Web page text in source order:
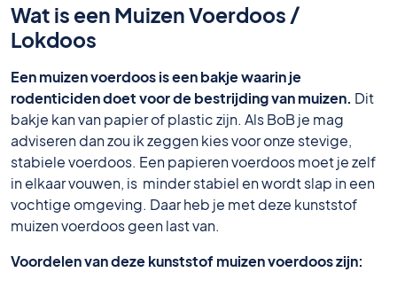
Wat is een Muizen Voerdoos /
Lokdoos
Een muizen voerdoos is een bakje waarin je
rodenticiden doet voor de bestrijding van muizen. Dit
bakje kan van papier of plastic zijn. Als BoB je mag
adviseren dan zou ik zeggen kies voor onze stevige,
stabiele voerdoos. Een papieren voerdoos moet je zelf
in elkaar vouwen, is minder stabiel en wordt slap in een
vochtige omgeving. Daar heb je met deze kunststof
muizen voerdoos geen last van.
Voordelen van deze kunststof muizen voerdoos zijn: